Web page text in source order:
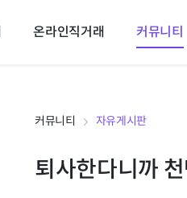
온라인직거래 커뮤니티
커뮤니티 자유게시판
퇴사한다니까